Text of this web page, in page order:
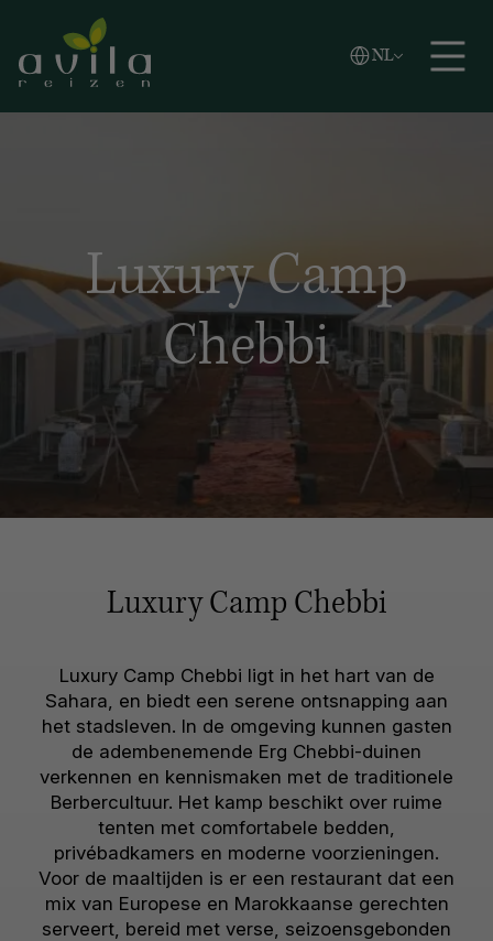
Zoeken
NL
Vlaams
English
Luxury Camp
Chebbi
Luxury Camp Chebbi
Luxury Camp Chebbi ligt in het hart van de
Sahara, en biedt een serene ontsnapping aan
het stadsleven. In de omgeving kunnen gasten
de adembenemende Erg Chebbi-duinen
verkennen en kennismaken met de traditionele
Berbercultuur. Het kamp beschikt over ruime
tenten met comfortabele bedden,
privébadkamers en moderne voorzieningen.
Voor de maaltijden is er een restaurant dat een
mix van Europese en Marokkaanse gerechten
serveert, bereid met verse, seizoensgebonden